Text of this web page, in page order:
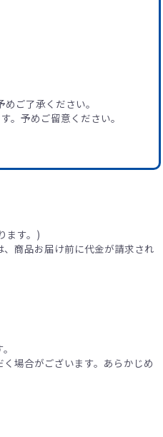
ご了承ください。
。予めご留意ください。
ます。)
商品お届け前に代金が請求され
場合がございます。あらかじめ